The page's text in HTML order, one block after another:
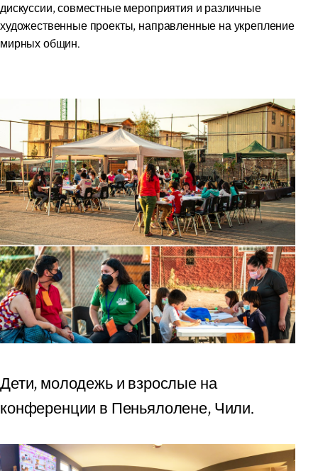
дискуссии, совместные мероприятия и различные
художественные проекты, направленные на укрепление
мирных общин.
Дети, молодежь и взрослые на
конференции в Пеньялолене, Чили.